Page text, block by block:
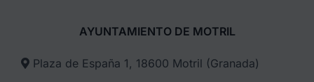
AYUNTAMIENTO DE MOTRIL
Plaza de España 1, 18600 Motril (Granada)​